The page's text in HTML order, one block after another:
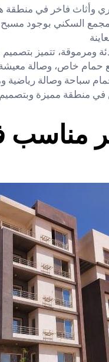
وأثاث فاخر في منطقة
السكني بوجود
ومرموقة، تتميز
خاص، وصالة
سباحة وصالة
مميزة وبتصميم